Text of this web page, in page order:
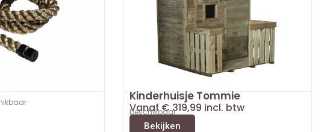
Kinderhuisje Tommie
Vanaf€319,99 incl. btw
beschikbaar
Bekijken